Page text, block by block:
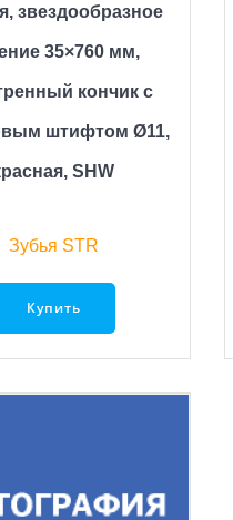
звездообразное
35×760 мм,
кончик с
штифтом Ø11,
SHW
Зубья STR
Купить